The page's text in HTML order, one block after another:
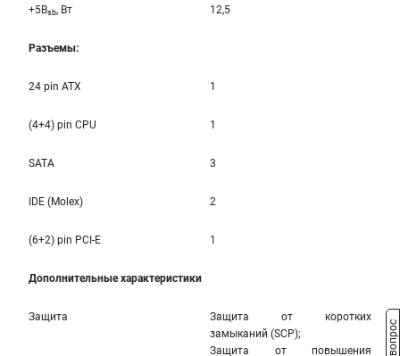
+5Bsb, Вт 12,5
Разъемы:
24 pin ATX 1
(4+4) pin CPU 1
SATA 3
IDE (Molex) 2
(6+2) pin PCI-E 1
Дополнительные характеристики
Защита
Защита от коротких
замыканий (SCP);
Защита от повышения